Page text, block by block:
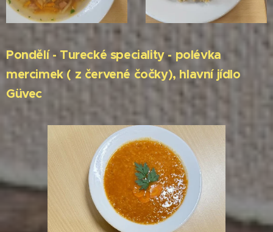
Pondělí - Turecké speciality - polévka
mercimek ( z červené čočky), hlavní jídlo
Güvec